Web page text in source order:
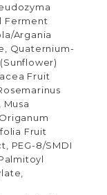
Ferment
Argania
Quaternium-
Fruit
Fruit
PEG-8/SMDI